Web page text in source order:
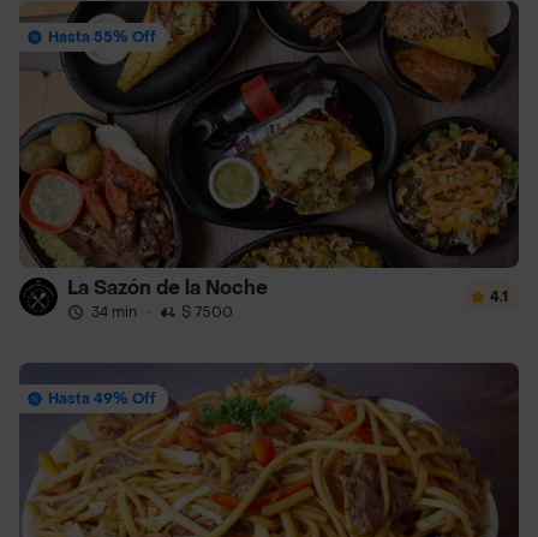
Hasta 55% Off
La Sazón de la Noche
34 min · $ 7500
4.1
Hasta 49% Off